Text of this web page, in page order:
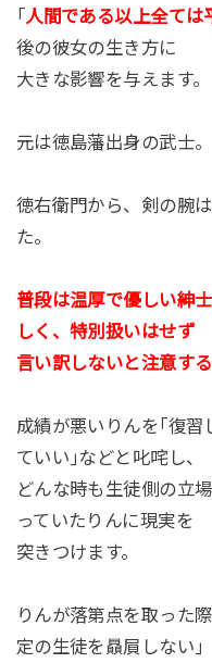
｢ 人間である以上全ては
後の彼女の生き方に
大きな影響を与えます。
元は徳島藩出身の武士。
徳右衛門から、剣の腕
た。
普段は温厚で優しい紳
しく、特別扱いはせず
言い訳しないと注意する
成績が悪いりんを｢復習
ていい｣などと叱咤し、
どんな時も生徒側の立
っていたりんに現実を
突きつけます。
りんが落第点を取った
定の生徒を贔屓しない｣